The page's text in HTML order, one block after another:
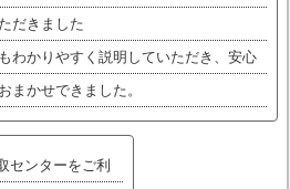
だきました
わかりやすく説明していただき、安心
まかせできました。
センターをご利